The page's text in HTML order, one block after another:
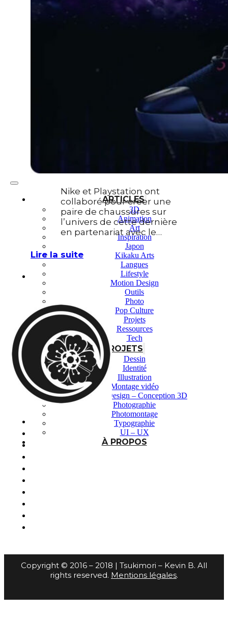
Motion Design – Conception 3D
ARTICLES
3D
Animation
Art
Inspiration
Japon
Kikaku Arts
Langues
Lifestyle
Motion Design
Outils
Photo
Pop Culture
Projets
Ressources
Tech
PROJETS
Dessin
Identité
Illustration
Montage vidéo
Motion Design – Conception 3D
Photographie
Photomontage
Typographie
UI – UX
À PROPOS
Nike et Playstation ont
collaboré pour créer une
paire de chaussures sur
l’univers de cette dernière
en partenariat avec le…
Lire la suite
Copyright © 2016 – 2018 | Tsukimori – Kevin B. All
rights reserved. Mentions légales.